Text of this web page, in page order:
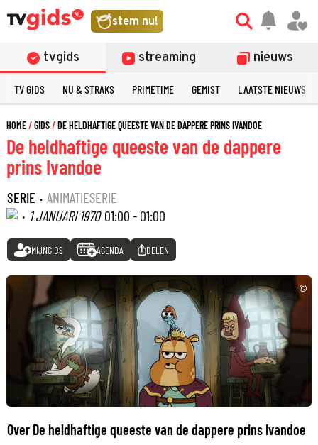
stem nu!
tvgids streaming nieuws
TV GIDS NU & STRAKS PRIMETIME GEMIST LAATSTE NIEUWS
HOME GIDS DE HELDHAFTIGE QUEESTE VAN DE DAPPERE PRINS IVANDOE
De heldhaftige queeste van de dappere
prins Ivandoe
SERIE · ANIMATIESERIE
· 1 JANUARI 1970 01:00 - 01:00
MIJNGIDS AGENDA DELEN
©
Over De heldhaftige queeste van de dappere prins Ivandoe